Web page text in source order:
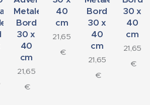
Metalen
Bord
30 x
40
cm
21,65
€
40
cm
21,65
€
Bord
30 x
40
cm
21,65
€
30 x
40
cm
21,65
€